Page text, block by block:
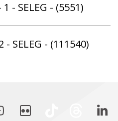
- SELEG - (5551)
- SELEG - (111540)